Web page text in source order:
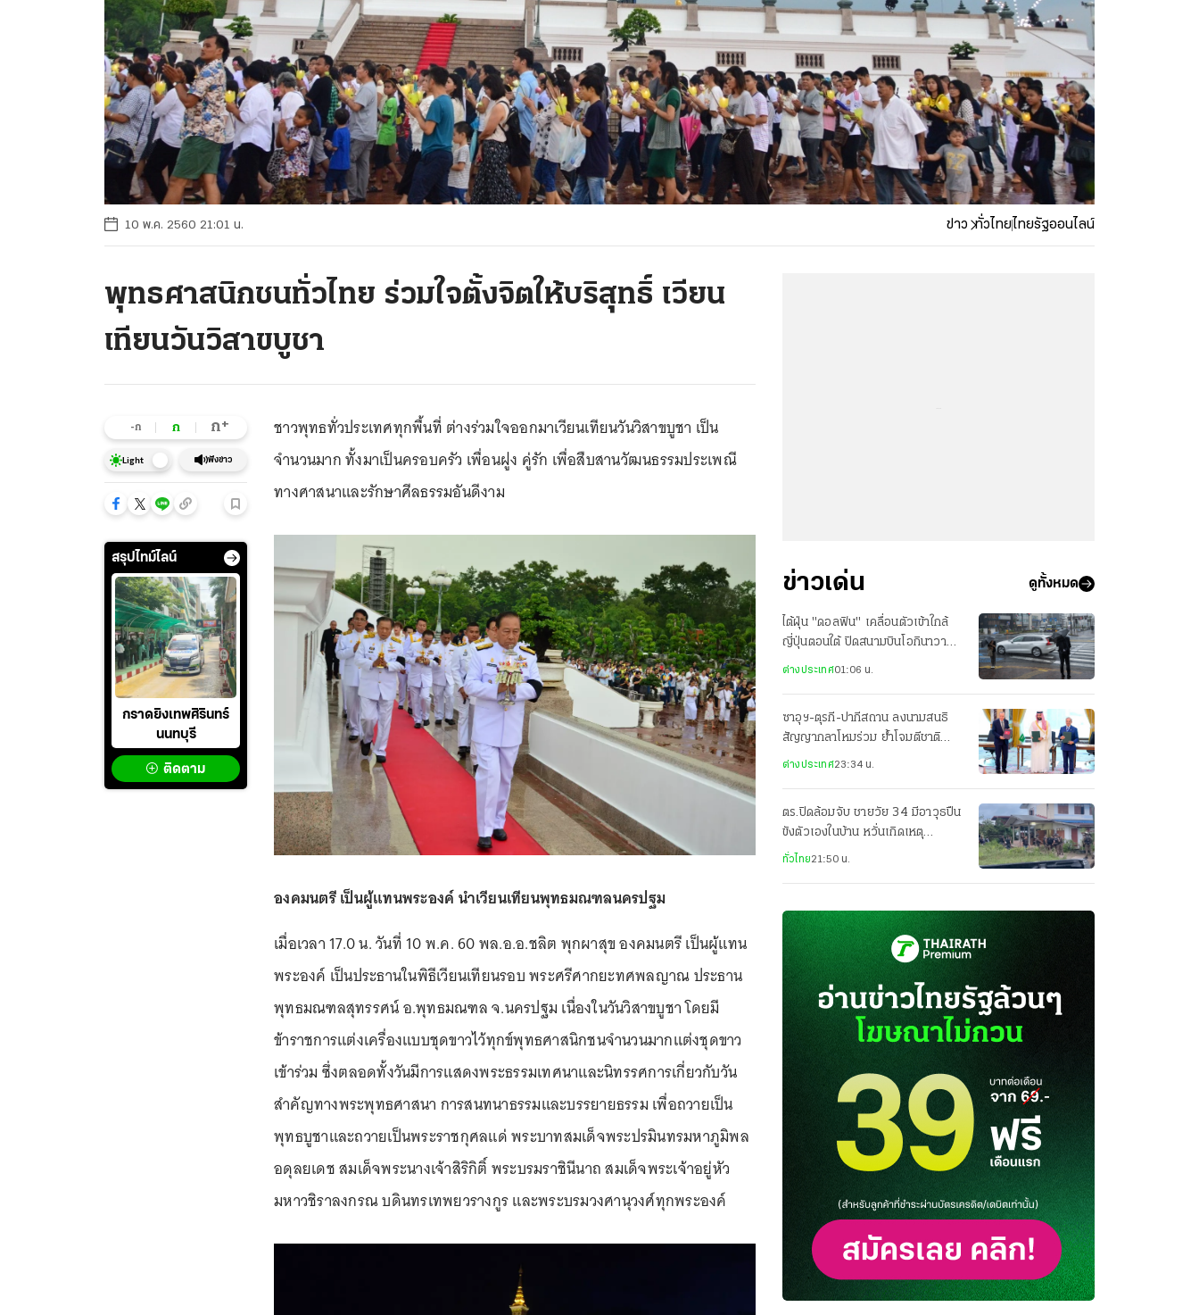
10 พ.ค. 2560 21:01 น. ข่าว ทั่วไทยไทยรัฐออนไลน์
พุทธศาสนิกชนทั่วไทย ร่วมใจตั้งจิตให้บริสุทธิ์ เวียน
เทียนวันวิสาขบูชา
-ก ก ก+
Light ฟังข่าว
สรุปไทม์ไลน์
กราดยิงเทพศิรินทร์
นนทบุรี
ติดตาม
ชาวพุทธทั่วประเทศทุกพื้นที่ ต่างร่วมใจออกมาเวียนเทียนวันวิสาขบูชา เป็น
จำนวนมาก ทั้งมาเป็นครอบครัว เพื่อนฝูง คู่รัก เพื่อสืบสานวัฒนธรรมประเพณี
ทางศาสนาและรักษาศีลธรรมอันดีงาม
องคมนตรี เป็นผู้แทนพระองค์ นำเวียนเทียนพุทธมณฑลนครปฐม
เมื่อเวลา 17.0 น. วันที่ 10 พ.ค. 60 พล.อ.อ.ชลิต พุกผาสุข องคมนตรี เป็นผู้แทน
พระองค์ เป็นประธานในพิธีเวียนเทียนรอบ พระศรีศากยะทศพลญาณ ประธาน
พุทธมณฑลสุทรรศน์ อ.พุทธมณฑล จ.นครปฐม เนื่องในวันวิสาขบูชา โดยมี
ข้าราชการแต่งเครื่องแบบชุดขาวไว้ทุกข์พุทธศาสนิกชนจำนวนมากแต่งชุดขาว
เข้าร่วม ซึ่งตลอดทั้งวันมีการแสดงพระธรรมเทศนาและนิทรรศการเกี่ยวกับวัน
สำคัญทางพระพุทธศาสนา การสนทนาธรรมและบรรยายธรรม เพื่อถวายเป็น
พุทธบูชาและถวายเป็นพระราชกุศลแด่ พระบาทสมเด็จพระปรมินทรมหาภูมิพล
อดุลยเดช สมเด็จพระนางเจ้าสิริกิติ์ พระบรมราชินีนาถ สมเด็จพระเจ้าอยู่หัว
มหาวชิราลงกรณ บดินทรเทพยวรางกูร และพระบรมวงศานุวงศ์ทุกพระองค์
ข่าวเด่น ดูทั้งหมด
ไต้ฝุ่น "ดอลฟิน" เคลื่อนตัวเข้าใกล้
ญี่ปุ่นตอนใต้ ปิดสนามบินโอกินาวา
อพยพประชาชน-เจ็บ 3 ราย
ต่างประเทศ01:06 น.
ซาอุฯ-ตุรกี-ปากีสถาน ลงนามสนธิ
สัญญากลาโหมร่วม ย้ำโจมตีชาติ
เดียวเท่ากับโจมตีทั้ง 3 ประเทศ
ต่างประเทศ23:34 น.
ตร.ปิดล้อมจับ ชายวัย 34 มีอาวุธปืน
ขังตัวเองในบ้าน หวั่นเกิดเหตุ
อันตราย
ทั่วไทย21:50 น.